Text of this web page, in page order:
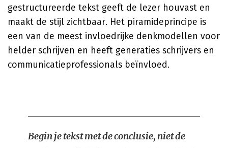
gestructureerde tekst geeft de lezer houvast en
maakt de stijl zichtbaar. Het piramideprincipe is
een van de meest invloedrijke denkmodellen voor
helder schrijven en heeft generaties schrijvers en
communicatieprofessionals beïnvloed.
Begin je tekst met de conclusie, niet de